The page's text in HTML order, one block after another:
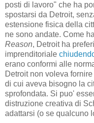
posti di lavoro" che ha
spostarsi da Detroit,
estensione fisica della
ne sono andate. Come
Reason, Detroit ha
imprenditoriale
erano conformi alle
Detroit non voleva
di cui aveva bisogno la
sprofondata. Si puo'
distruzione creativa di
adattarsi (o se qualcuno